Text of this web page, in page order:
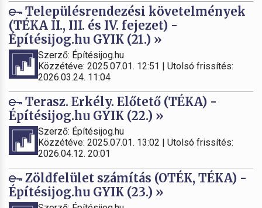
Településrendezési követelmények
(TÉKA II., III. és IV. fejezet) -
Építésijog.hu GYIK (21.) »
Szerző: Építésijog.hu
Közzétéve: 2025.07.01. 12:51 | Utolsó frissítés:
2026.03.24. 11:04
Terasz. Erkély. Előtető (TÉKA) -
Építésijog.hu GYIK (22.) »
Szerző: Építésijog.hu
Közzétéve: 2025.07.01. 13:02 | Utolsó frissítés:
2026.04.12. 20:01
Zöldfelület számítás (OTÉK, TÉKA) -
Építésijog.hu GYIK (23.) »